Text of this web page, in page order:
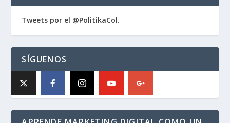
Tweets por el @PolitikaCol.
SÍGUENOS